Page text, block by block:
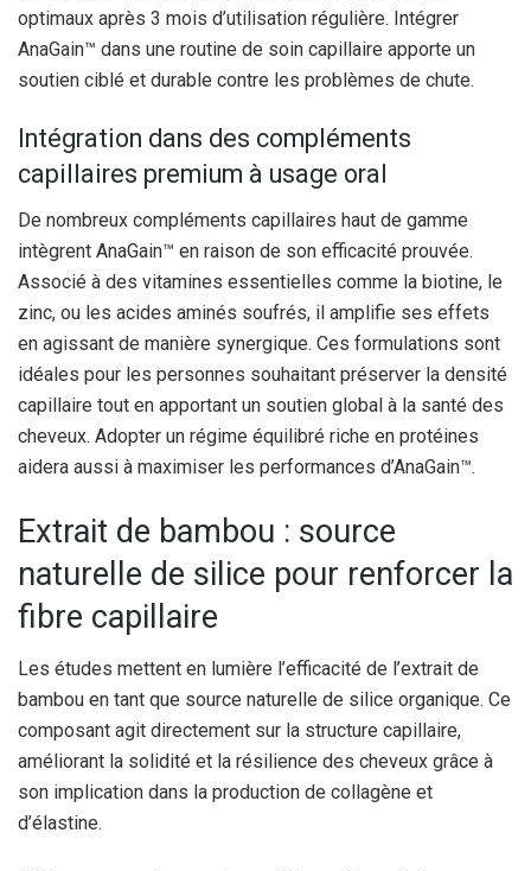
optimaux après 3 mois d’utilisation régulière. Intégrer
AnaGain™ dans une routine de soin capillaire apporte un
soutien ciblé et durable contre les problèmes de chute.
Intégration dans des compléments
capillaires premium à usage oral
De nombreux compléments capillaires haut de gamme
intègrent AnaGain™ en raison de son efficacité prouvée.
Associé à des vitamines essentielles comme la biotine, le
zinc, ou les acides aminés soufrés, il amplifie ses effets
en agissant de manière synergique. Ces formulations sont
idéales pour les personnes souhaitant préserver la densité
capillaire tout en apportant un soutien global à la santé des
cheveux. Adopter un régime équilibré riche en protéines
aidera aussi à maximiser les performances d’AnaGain™.
Extrait de bambou : source
naturelle de silice pour renforcer la
fibre capillaire
Les études mettent en lumière l’efficacité de l’extrait de
bambou en tant que source naturelle de silice organique. Ce
composant agit directement sur la structure capillaire,
améliorant la solidité et la résilience des cheveux grâce à
son implication dans la production de collagène et
d’élastine.